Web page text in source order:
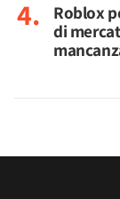
Roblox
di